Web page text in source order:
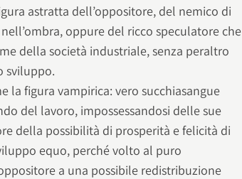
astratta dell’oppositore, del nemico di
oppure del ricco speculatore che
della società industriale, senza peraltro
sviluppo.
la figura vampirica: vero succhiasangue
del lavoro, impossessandosi delle sue
della possibilità di prosperità e felicità di
equo, perché volto al puro
a una possibile redistribuzione